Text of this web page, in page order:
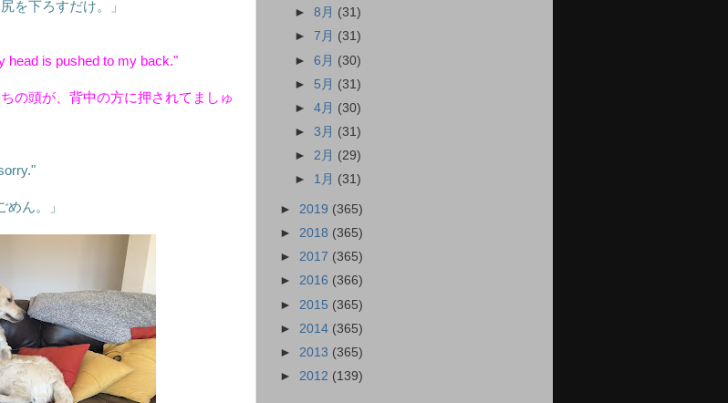
を下ろすだけ。」
head is pushed to my back."
の頭が、背中の方に押されてましゅ
ん。」
►8月 (31)
►7月 (31)
►6月 (30)
► 5月 (31)
►4月 (30)
►3月 (31)
►2月 (29)
► 1月 (31)
► 2019 (365)
► 2018 (365)
► 2017 (365)
► 2016 (366)
► 2015 (365)
► 2014 (365)
► 2013 (365)
► 2012 (139)